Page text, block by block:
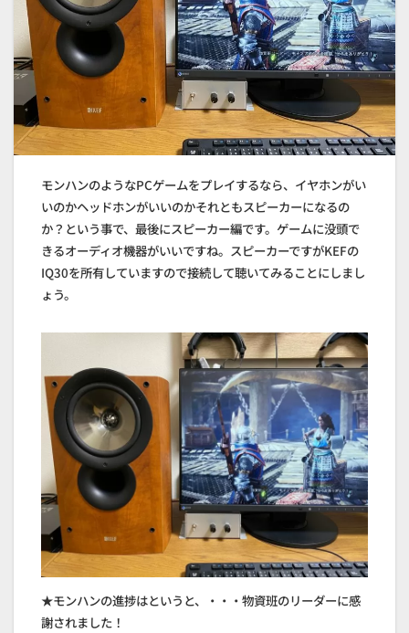
モンハンのようなPCゲームをプレイするなら、イヤホンがい
いのかヘッドホンがいいのかそれともスピーカーになるの
か？という事で、最後にスピーカー編です。ゲームに没頭で
きるオーディオ機器がいいですね。スピーカーですがKEFの
IQ30を所有していますので接続して聴いてみることにしまし
ょう。
★モンハンの進捗はというと、・・・物資班のリーダーに感
謝されました！